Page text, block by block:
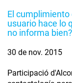
El cumplimiento
usuario hace lo
no informa bien?
30 de nov. 2015
Participació